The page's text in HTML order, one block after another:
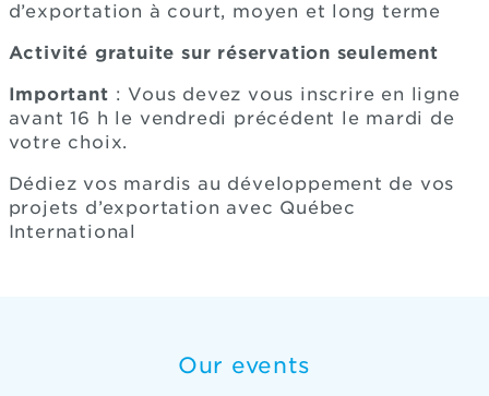
d’exportation à court, moyen et long terme
Activité gratuite sur réservation seulement
Important : Vous devez vous inscrire en ligne
avant 16 h le vendredi précédent le mardi de
votre choix.
Dédiez vos mardis au développement de vos
projets d’exportation avec Québec
International
Our events